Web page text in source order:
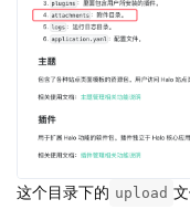
这个目录下的 upload